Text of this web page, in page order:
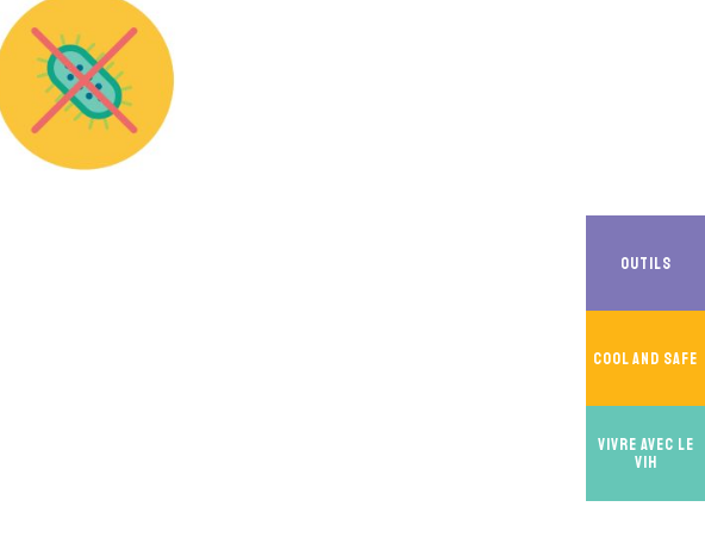
Outils
Cool And Safe
Vivre avec le
VIH